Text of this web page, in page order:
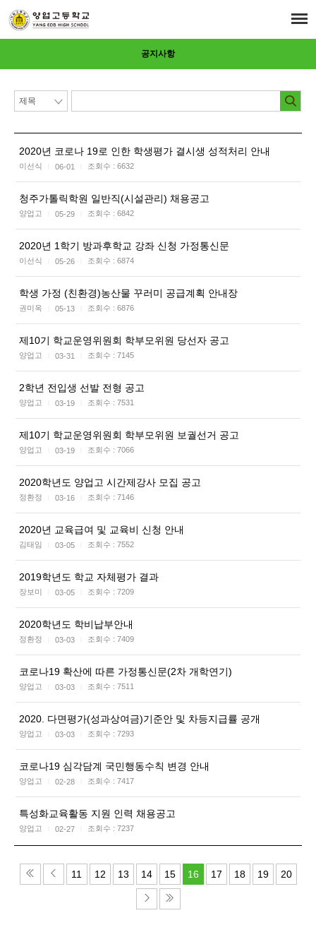
공지사항
2020년 코로나 19로 인한 학생평가 결시생 성적처리 안내
이선식 06-01 조회수 : 6632
청주가톨릭학원 일반직(시설관리) 채용공고
양업고 05-29 조회수 : 6842
2020년 1학기 방과후학교 강좌 신청 가정통신문
이선식 05-26 조회수 : 6874
학생 가정 (친환경)농산물 꾸러미 공급계획 안내장
권미옥 05-13 조회수 : 6876
제10기 학교운영위원회 학부모위원 당선자 공고
양업고 03-31 조회수 : 7145
2학년 전입생 선발 전형 공고
양업고 03-19 조회수 : 7531
제10기 학교운영위원회 학부모위원 보궐선거 공고
양업고 03-19 조회수 : 7066
2020학년도 양업고 시간제강사 모집 공고
정환정 03-16 조회수 : 7146
2020년 교육급여 및 교육비 신청 안내
김태임 03-05 조회수 : 7552
2019학년도 학교 자체평가 결과
장보미 03-05 조회수 : 7209
2020학년도 학비납부안내
정환정 03-03 조회수 : 7409
코로나19 확산에 따른 가정통신문(2차 개학연기)
양업고 03-03 조회수 : 7511
2020. 다면평가(성과상여금)기준안 및 차등지급률 공개
양업고 03-03 조회수 : 7293
코로나19 심각담계 국민행동수칙 변경 안내
양업고 02-28 조회수 : 7417
특성화교육활동 지원 인력 채용공고
양업고 02-27 조회수 : 7237
11 12 13 14 15 16 17 18 19 20